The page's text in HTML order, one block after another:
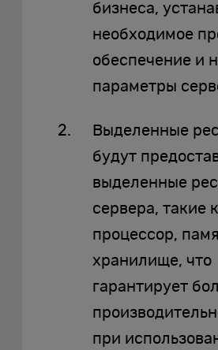
бизнеса,
необходимое
обеспечение и
параметры
Выделенные
будут
выделенные
сервера, такие
процессор,
хранилище, что
гарантирует
при